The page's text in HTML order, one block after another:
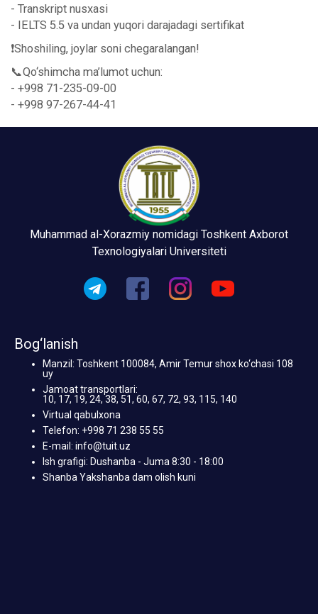
- Transkript nusxasi
- IELTS 5.5 va undan yuqori darajadagi sertifikat
❗️Shoshiling, joylar soni chegaralangan!
📞Qo‘shimcha ma’lumot uchun:
- +998 71-235-09-00
- +998 97-267-44-41
Muhammad al-Xorazmiy nomidagi Toshkent Axborot
Texnologiyalari Universiteti
Bog‘lanish
Manzil: Toshkent 100084, Amir Temur shox ko‘chasi 108
uy
Jamoat transportlari:
10, 17, 19, 24, 38, 51, 60, 67, 72, 93, 115, 140
Virtual qabulxona
Telefon: +998 71 238 55 55
E-mail: info@tuit.uz
Ish grafigi: Dushanba - Juma 8:30 - 18:00
Shanba Yakshanba dam olish kuni